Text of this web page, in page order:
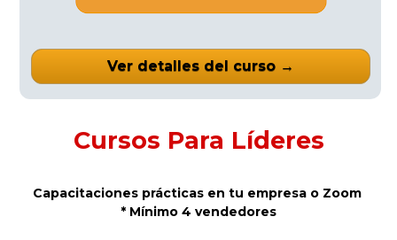
Ver detalles del curso →
Cursos Para Líderes
Capacitaciones prácticas en tu empresa o Zoom
* Mínimo 4 vendedores